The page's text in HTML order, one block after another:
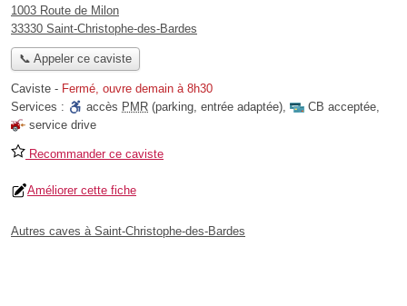
1003 Route de Milon
33330 Saint-Christophe-des-Bardes
📞 Appeler ce caviste
Caviste - Fermé, ouvre demain à 8h30
Services :
accès PMR (parking, entrée adaptée), CB acceptée,
service drive
Recommander ce caviste
Améliorer cette fiche
Autres caves à Saint-Christophe-des-Bardes